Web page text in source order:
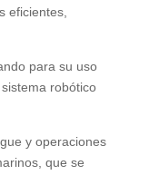
eficientes,
para su uso
robótico
y operaciones
que se